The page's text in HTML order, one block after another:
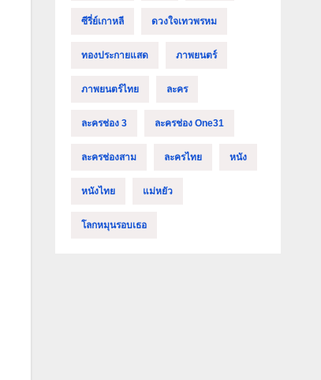
ซีรี่ย์เกาหลี ดวงใจเทวพรหม
ทองประกายแสด ภาพยนตร์
ภาพยนตร์ไทย ละคร
ละครช่อง 3 ละครช่อง One31
ละครช่องสาม ละครไทย หนัง
หนังไทย แม่หยัว
โลกหมุนรอบเธอ